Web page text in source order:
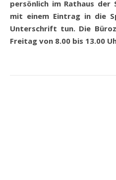
persönlich im Rathaus
mit einem Eintrag in die
Unterschrift tun. Die
Freitag von 8.00 bis 13.00